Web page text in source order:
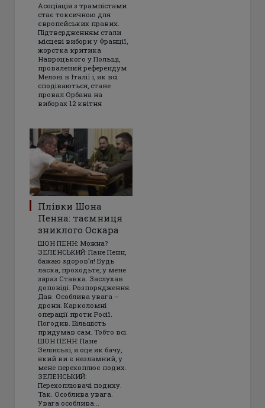
Асоціація з трампістами
стає токсичною для
європейських правих.
Підтвердженням стали
місцеві вибори у Франції,
жорстка критика
Навроцького у Польщі,
провалений референдум
Мелоні в Італії і, як всі
сподіваються, стане
провал Орбана на
виборах 12 квітня
Плівки Шона
Пенна: таємниця
зниклого Оскара
ШОН ПЕНН: Можна?
ЗЕЛЕНСЬКИЙ: Пане Пенн,
бажаю здоров’я! Будь
ласка, проходьте, у мене
зараз Ставка. Заслухав
доповіді. Розпорядження.
Дав. Особлива увага –
дрони. Карколомні
операції проти Росії.
Погодив. Більшість
придумав сам. Тобто всі.
ШОН ПЕНН: Пане
Зелінські, я оце як бачу,
який ви є незламний, у
мене перехоплює подих.
ЗЕЛЕНСЬКИЙ:
Перехоплювачі подиху.
Так. Особлива увага.
Увага особлива...